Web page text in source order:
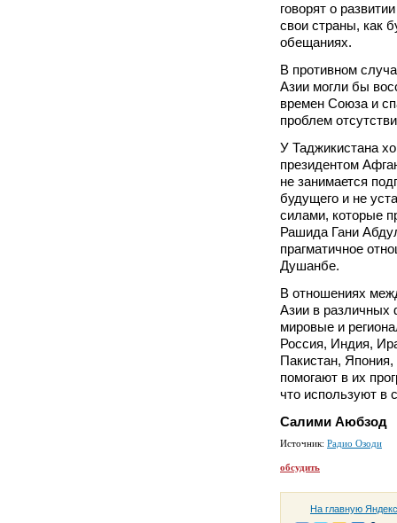
говорят о
свои страны, как
обещаниях.
В противном
Азии могли бы
времен Союза и
проблем
У Таджикистана
президентом
не занимается
будущего и не
силами, которые
Рашида Гани
прагматичное
Душанбе.
В отношениях
Азии в различных
мировые и
Россия, Индия,
Пакистан,
помогают в их
что используют в
Салими Аюбзод
Источник: Радио Озоди
обсудить
На главную